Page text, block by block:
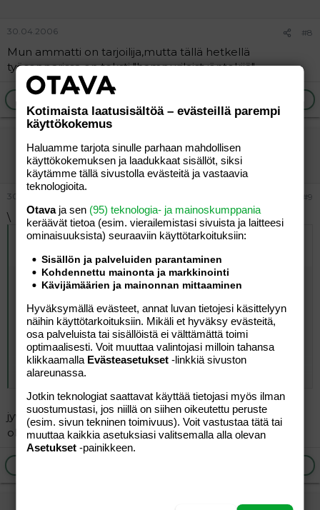
30.04.2006 #8
Mun ammatti on tarjoilija,mutta tällä hetkellä
työsopparissa on teksti "hampurilaistyöntekijä"...
Ilmoita asiaton viesti
Hay-D
Aktiivinen jäsen
30.04.2006 #9
\
Alkuperäinen kirjoittaja21.04.2006 klo 13:15 etana-elli
Alkuperäinen kirjoittaja20.04.2006 klo 19:48 Hay-D
kirjoitti:
ei oo ammattia ei.. opiskelen ekaa vuotta
pukuompelijaks ja kesällä meen tekstiilihoitajan
hommiin (eli pesulaan).
kertoisitko minulle että missä voisi opiskella
pukuompeliaksi ja että onko alalla töitä? olen hirveän
kiinnostunut kyseisestä ammatista, koska olen
suunnitellut hakevani kouluun parin vuodenpäästä kun
jyväskylän teknisessä ammattiopistossa eli amiksessa
olen
Kotimaista laatusisältöä – evästeillä parempi
käyttökokemus
Haluamme tarjota sinulle parhaan mahdollisen
käyttökokemuksen ja laadukkaat sisällöt, siksi
käytämme tällä sivustolla evästeitä ja vastaavia
teknologioita.
Otavaja sen (95) teknologia- ja mainoskumppania
keräävät tietoa (esim. vierailemis­tasi sivuista ja laitteesi
ominaisuuk­sista) seuraaviin käyttötarkoituksiin:
Sisällön ja palveluiden parantaminen
Kohdennettu mainonta ja markkinointi
Kävijämäärien ja mainonnan mittaaminen
Hyväksymällä evästeet, annat luvan tietojesi käsittelyyn
näihin käyttötarkoituksiin. Mikäli et hyväksy evästeitä,
osa palveluista tai sisällöistä ei välttämättä toimi
optimaalisesti. Voit muuttaa valintojasi milloin tahansa
klikkaamalla Evästeasetukset -linkkiä sivuston
alareunassa.
Jotkin teknologiat saattavat käyttää tietojasi myös ilman
suostumustasi, jos niillä on siihen oikeutettu peruste
(esim. sivun tekninen toimivuus). Voit vastustaa tätä tai
muuttaa kaikkia asetuksiasi valitsemalla alla olevan
Asetukset -painikkeen.